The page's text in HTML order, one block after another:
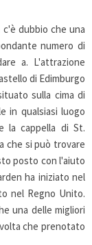
dubbio che una
numero di
a. L'attrazione
di Edimburgo
sulla cima di
in qualsiasi luogo
la cappella di St.
che si può trovare
posto con l'aiuto
ha iniziato nel
nel Regno Unito.
una delle migliori
che prenotato